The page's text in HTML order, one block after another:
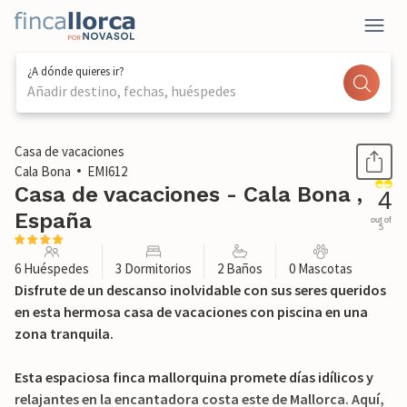
¿A dónde quieres ir?
Añadir destino, fechas, huéspedes
1 / 30
Casa de vacaciones
Cala Bona
EMI612
Casa de vacaciones - Cala Bona ,
España
4
out of
5
6 Huéspedes 3 Dormitorios 2 Baños 0 Mascotas
Disfrute de un descanso inolvidable con sus seres queridos
en esta hermosa casa de vacaciones con piscina en una
zona tranquila.
Esta espaciosa finca mallorquina promete días idílicos y
relajantes en la encantadora costa este de Mallorca. Aquí,